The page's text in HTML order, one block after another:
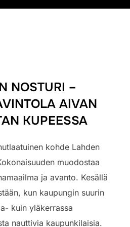
down
NOSTURI –
AIVAN
KUPEESSA
kohde Lahden
muodostaa
ja avanto. Kesällä
kun kaupungin suurin
kuin yläkerrassa
nauttivia kaupunkilaisia.